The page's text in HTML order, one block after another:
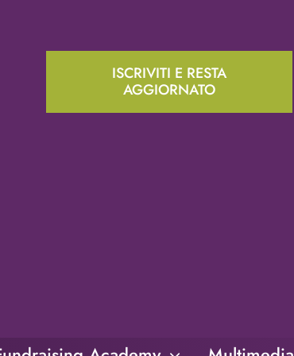
ISCRIVITI E RESTA
AGGIORNATO